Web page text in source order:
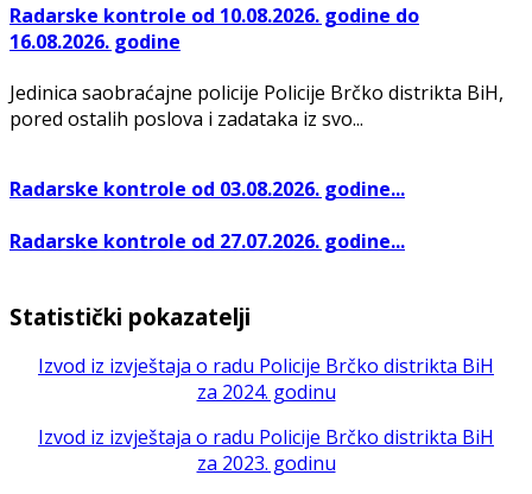
Radarske kontrole od 10.08.2026. godine do
16.08.2026. godine
Jedinica saobraćajne policije Policije Brčko distrikta BiH,
pored ostalih poslova i zadataka iz svo...
Radarske kontrole od 03.08.2026. godine...
Radarske kontrole od 27.07.2026. godine...
Statistički pokazatelji
Izvod iz izvještaja o radu Policije Brčko distrikta BiH
za 2024. godinu
Izvod iz izvještaja o radu Policije Brčko distrikta BiH
za 2023. godinu